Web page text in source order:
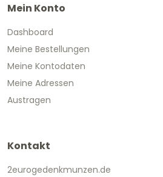
Mein Konto
Dashboard
Meine Bestellungen
Meine Kontodaten
Meine Adressen
Austragen
Kontakt
2eurogedenkmunzen.de